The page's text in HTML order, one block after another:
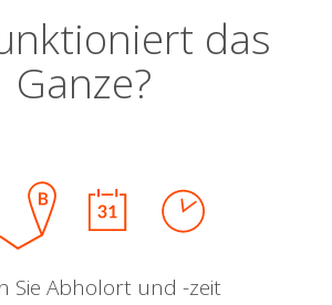
das
Ganze?
Sie Abholort und -zeit